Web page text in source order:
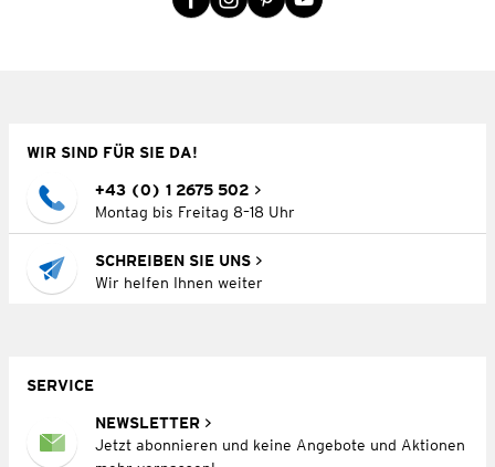
WIR SIND FÜR SIE DA!
+43 (0) 1 2675 502
Montag bis Freitag 8–18 Uhr
SCHREIBEN SIE UNS
Wir helfen Ihnen weiter
SERVICE
NEWSLETTER
Jetzt abonnieren und keine Angebote und Aktionen